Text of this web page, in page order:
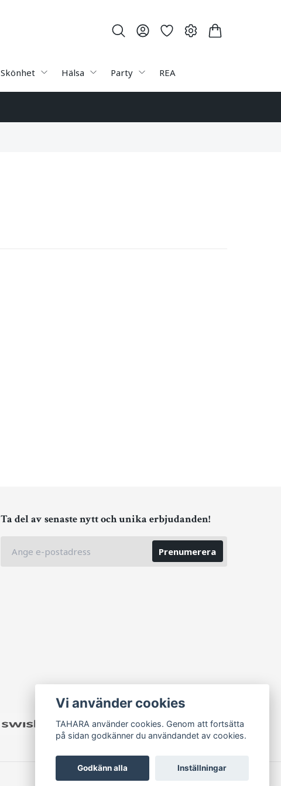
Skönhet Hälsa Party REA
Ta del av senaste nytt och unika erbjudanden!
Prenumerera
Vi använder cookies
TAHARA använder cookies. Genom att fortsätta
på sidan godkänner du användandet av cookies.
Godkänn alla Inställningar